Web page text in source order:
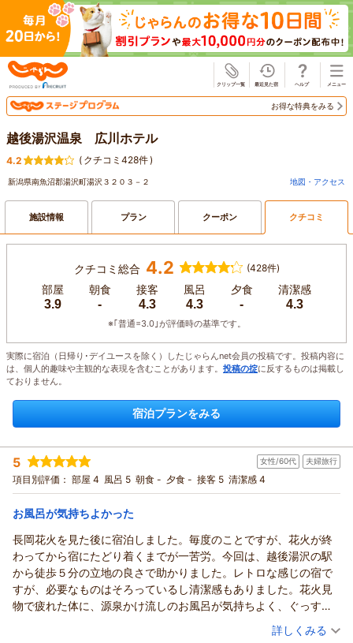
お得な特典をみる
越後湯沢温泉 広川ホテル
4.2 ( クチコミ428件)
新潟県南魚沼郡湯沢町湯沢３２０３－２ 地図・アクセス
施設情報 プラン クーポン クチコミ
クチコミ総合 4.2 (428件)
部屋
3.9
朝食
-
接客
4.3
風呂
4.3
夕食
-
清潔感
4.3
※｢普通=3.0｣が評価時の基準です。
実際に宿泊（日帰り･デイユースを除く）したじゃらんnet会員の投稿です。投稿内容に
は、個人的趣味や主観的な表現を含むことがあります。 投稿の掟に反するものは掲載し
ておりません。
宿泊プランをみる
5 女性/60代 夫婦旅行
項目別評価： 部屋 4 風呂 5 朝食 - 夕食 - 接客 5 清潔感 4
お風呂が気持ちよかった
長岡花火を見た後に宿泊しました。毎度のことですが、花火が終
わってから宿にたどり着くまでが一苦労。今回は、越後湯沢の駅
から徒歩５分の立地の良さで助かりました。レトロな感じの宿で
すが、必要なものはそろっているし清潔感もありました。花火見
物で疲れた体に、源泉かけ流しのお風呂が気持ちよく、ぐっすり
と眠れました。朝は、とてもおいしい果物などを用意していただ
（投稿日：2026/08/06）
詳しくみる